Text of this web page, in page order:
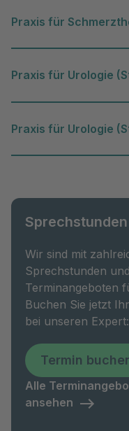
Praxis für
Praxis für Urologie
Praxis für Urologie
Wir sind mit
Sprechstunden und
Terminangeboten
Buchen Sie jetzt
bei unseren
Termin
Alle
ansehen